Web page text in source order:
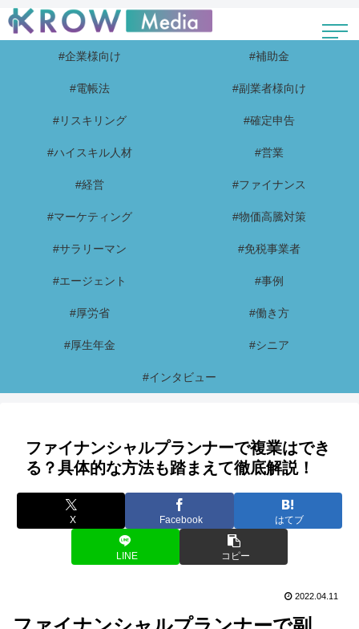
#企業様向け #補助金
#電帳法 #副業者様向け
#リスキリング #確定申告
#ハイスキル人材 #営業
#経営 #ファイナンス
#マーケティング #物価高騰対策
#サラリーマン #免税事業者
#エージェント #事例
#厚労省 #働き方
#厚生年金 #シニア
#インタビュー
ファイナンシャルプランナーで複業はでき
る？具体的な方法も踏まえて徹底解説！
X Facebook はてブ
LINE コピー
2022.04.11